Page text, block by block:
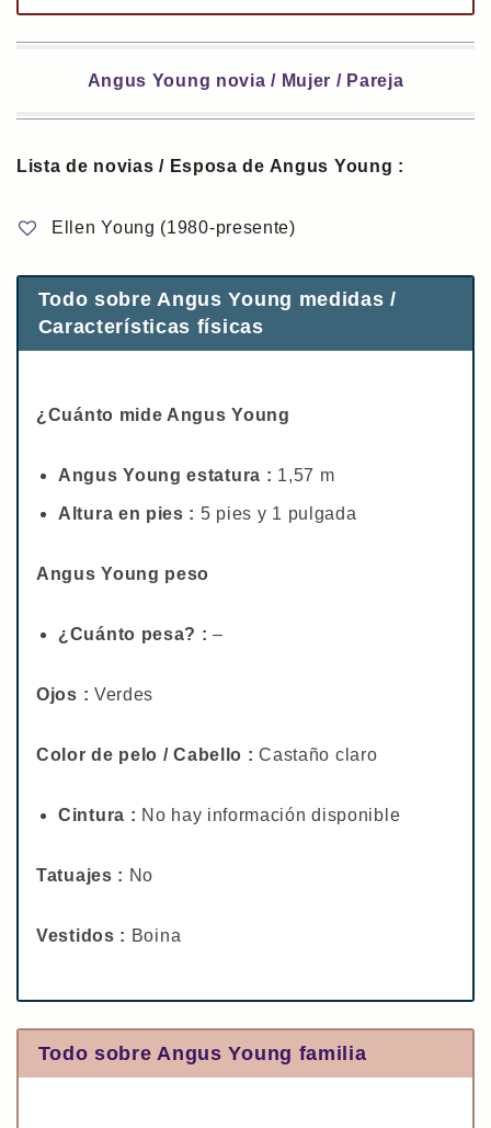
Angus Young novia / Mujer / Pareja
Lista de novias / Esposa de Angus Young :
Ellen Young (1980-presente)
Todo sobre Angus Young medidas /
Características físicas
¿Cuánto mide Angus Young
Angus Young estatura : 1,57 m
Altura en pies : 5 pies y 1 pulgada
Angus Young peso
¿Cuánto pesa? :–
Ojos : Verdes
Color de pelo / Cabello :Castaño claro
Cintura : No hay información disponible
Tatuajes : No
Vestidos : Boina
Todo sobre Angus Young familia